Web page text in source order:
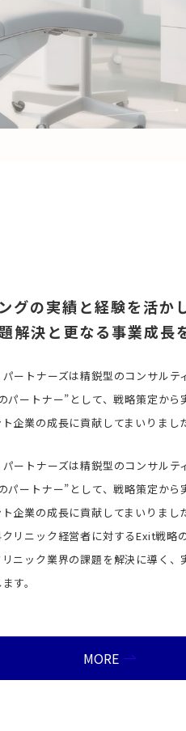
グの実績と経験を活かし
解決と更なる事業成長
ートナーズは精鋭型のコンサルテ
パートナー”として、戦略策定か
企業の成長に貢献してまいりまし
ートナーズは精鋭型のコンサルテ
パートナー”として、戦略策定か
企業の成長に貢献してまいりま
リニック経営者に対するExit戦略
ニック業界の課題を解決に導く、
す。
MORE